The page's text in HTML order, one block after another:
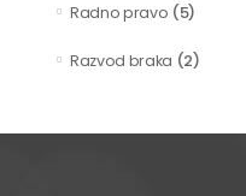
Radno pravo (5)
Razvod braka (2)